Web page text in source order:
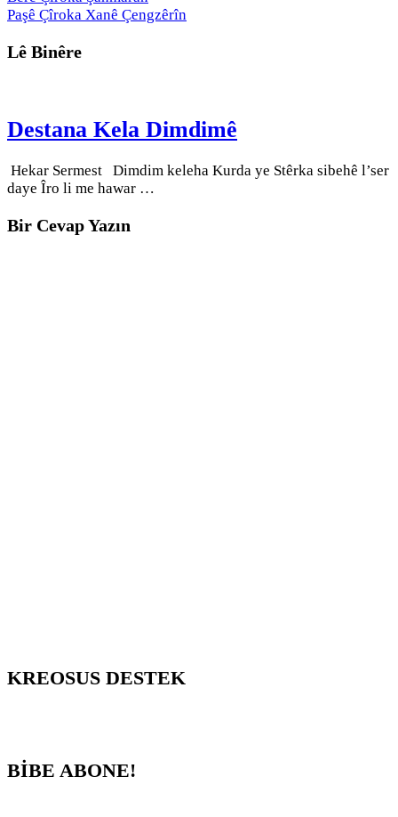
Paşê Çîroka Xanê Çengzêrîn
Lê Binêre
Destana Kela Dimdimê
Hekar Sermest Dimdim keleha Kurda ye Stêrka sibehê l’ser
daye Îro li me hawar …
Bir Cevap Yazın
KREOSUS DESTEK
BİBE ABONE!